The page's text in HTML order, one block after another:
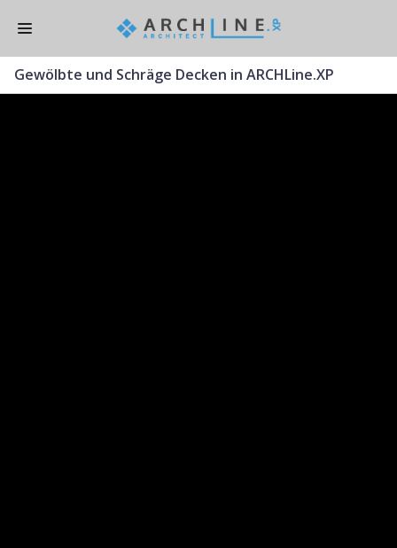
Skip
main
content
Gewölbte und Schräge Decken in ARCHLine.XP